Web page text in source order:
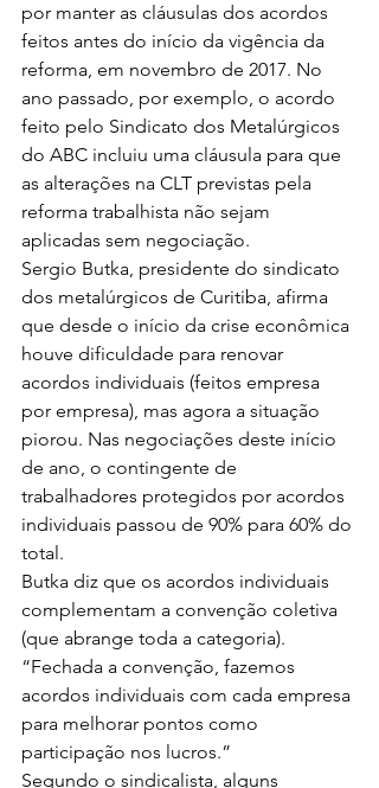
por manter as cláusulas dos acordos
feitos antes do início da vigência da
reforma, em novembro de 2017. No
ano passado, por exemplo, o acordo
feito pelo Sindicato dos Metalúrgicos
do ABC incluiu uma cláusula para que
as alterações na CLT previstas pela
reforma trabalhista não sejam
aplicadas sem negociação.
Sergio Butka, presidente do sindicato
dos metalúrgicos de Curitiba, afirma
que desde o início da crise econômica
houve dificuldade para renovar
acordos individuais (feitos empresa
por empresa), mas agora a situação
piorou. Nas negociações deste início
de ano, o contingente de
trabalhadores protegidos por acordos
individuais passou de 90% para 60% do
total.
Butka diz que os acordos individuais
complementam a convenção coletiva
(que abrange toda a categoria).
“Fechada a convenção, fazemos
acordos individuais com cada empresa
para melhorar pontos como
participação nos lucros.”
Segundo o sindicalista, alguns